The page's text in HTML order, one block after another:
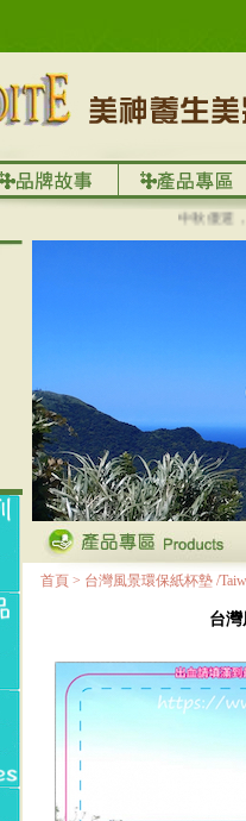
中秋優選，大
首頁 > 台灣風景環保紙杯墊 /
台灣